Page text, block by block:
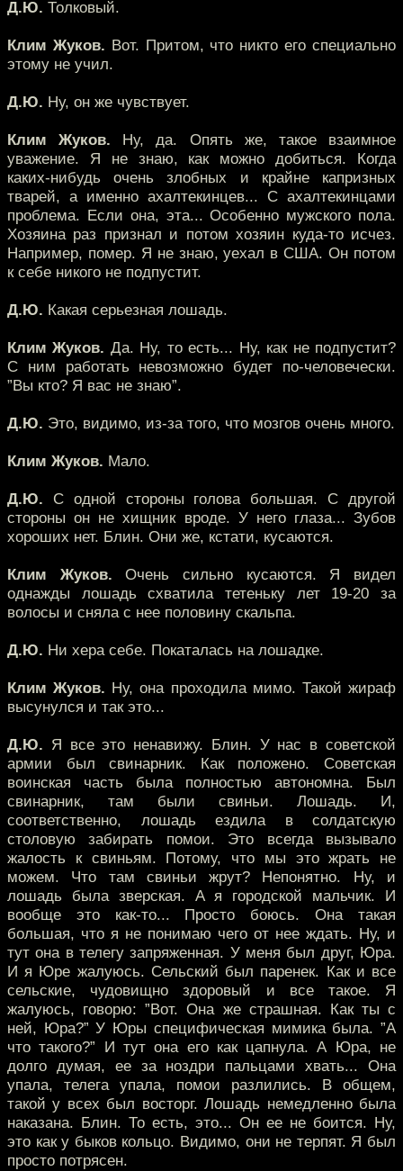
Д.Ю. Толковый.
Клим Жуков. Вот. Притом, что никто его специально
этому не учил.
Д.Ю. Ну, он же чувствует.
Клим Жуков. Ну, да. Опять же, такое взаимное
уважение. Я не знаю, как можно добиться. Когда
каких-нибудь очень злобных и крайне капризных
тварей, а именно ахалтекинцев... С ахалтекинцами
проблема. Если она, эта... Особенно мужского пола.
Хозяина раз признал и потом хозяин куда-то исчез.
Например, помер. Я не знаю, уехал в США. Он потом
к себе никого не подпустит.
Д.Ю. Какая серьезная лошадь.
Клим Жуков. Да. Ну, то есть... Ну, как не подпустит?
С ним работать невозможно будет по-человечески.
”Вы кто? Я вас не знаю”.
Д.Ю. Это, видимо, из-за того, что мозгов очень много.
Клим Жуков. Мало.
Д.Ю. С одной стороны голова большая. С другой
стороны он не хищник вроде. У него глаза... Зубов
хороших нет. Блин. Они же, кстати, кусаются.
Клим Жуков. Очень сильно кусаются. Я видел
однажды лошадь схватила тетеньку лет 19-20 за
волосы и сняла с нее половину скальпа.
Д.Ю. Ни хера себе. Покаталась на лошадке.
Клим Жуков. Ну, она проходила мимо. Такой жираф
высунулся и так это...
Д.Ю. Я все это ненавижу. Блин. У нас в советской
армии был свинарник. Как положено. Советская
воинская часть была полностью автономна. Был
свинарник, там были свиньи. Лошадь. И,
соответственно, лошадь ездила в солдатскую
столовую забирать помои. Это всегда вызывало
жалость к свиньям. Потому, что мы это жрать не
можем. Что там свиньи жрут? Непонятно. Ну, и
лошадь была зверская. А я городской мальчик. И
вообще это как-то... Просто боюсь. Она такая
большая, что я не понимаю чего от нее ждать. Ну, и
тут она в телегу запряженная. У меня был друг, Юра.
И я Юре жалуюсь. Сельский был паренек. Как и все
сельские, чудовищно здоровый и все такое. Я
жалуюсь, говорю: ”Вот. Она же страшная. Как ты с
ней, Юра?” У Юры специфическая мимика была. ”А
что такого?” И тут она его как цапнула. А Юра, не
долго думая, ее за ноздри пальцами хвать... Она
упала, телега упала, помои разлились. В общем,
такой у всех был восторг. Лошадь немедленно была
наказана. Блин. То есть, это... Он ее не боится. Ну,
это как у быков кольцо. Видимо, они не терпят. Я был
просто потрясен.